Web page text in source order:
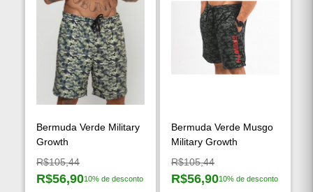
Bermuda Verde Military
Growth
Preço original:
R$105,44
Preço à vista:
R$56,9010% de desconto
Bermuda Verde Musgo
Military Growth
Preço original:
R$105,44
Preço à vista:
R$56,9010% de desconto